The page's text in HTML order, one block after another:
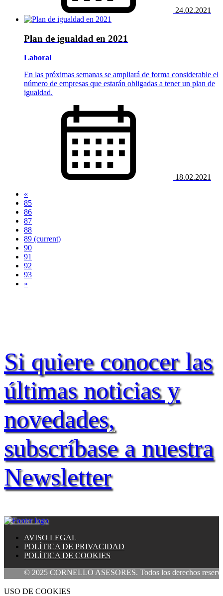
24.02.2021
Plan de igualdad en 2021
Laboral
En las próximas semanas se ampliará de forma considerable el
número de empresas que estarán obligadas a tener un plan de
igualdad.
18.02.2021
«
85
86
87
88
89 (current)
90
91
92
93
»
Si quiere conocer las
últimas noticias y
novedades,
subscríbase a nuestra
Newsletter
AVISO LEGAL
POLÍTICA DE PRIVACIDAD
POLÍTICA DE COOKIES
© 2025 CORNELLO ASESORES. Todos los derechos
USO DE COOKIES